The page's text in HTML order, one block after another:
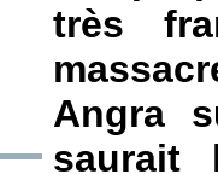
très
Angra
saurait